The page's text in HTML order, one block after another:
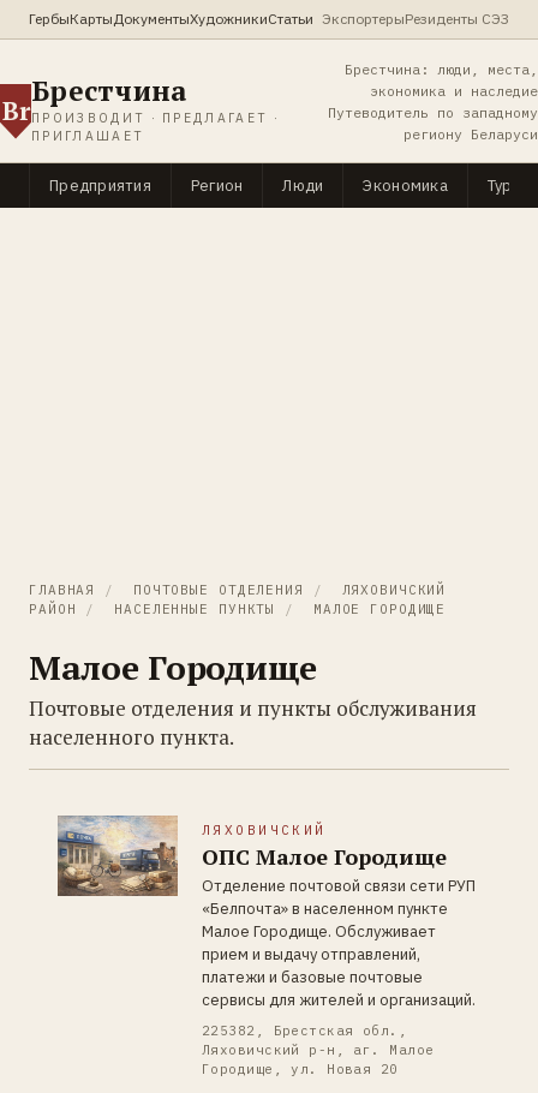
ГербыКартыДокументыХудожникиСтатьи ЭкспортерыРезиденты СЭЗ
Br
Брестчина
ПРОИЗВОДИТ · ПРЕДЛАГАЕТ ·
ПРИГЛАШАЕТ
Брестчина: люди, места,
экономика и наследие
Путеводитель по западному
региону Беларуси
Предприятия Регион Люди Экономика
ГЛАВНАЯ / ПОЧТОВЫЕ ОТДЕЛЕНИЯ /
ЛЯХОВИЧСКИЙ
РАЙОН
/ НАСЕЛЕННЫЕ ПУНКТЫ / МАЛОЕ ГОРОДИЩЕ
Малое Городище
Почтовые отделения и пункты обслуживания
населенного пункта.
ЛЯХОВИЧСКИЙ
ОПС Малое Городище
Отделение почтовой связи сети РУП
«Белпочта» в населенном пункте
Малое Городище. Обслуживает
прием и выдачу отправлений,
платежи и базовые почтовые
сервисы для жителей и организаций.
225382, Брестская обл.,
Ляховичский р-н, аг. Малое
Городище, ул. Новая 20